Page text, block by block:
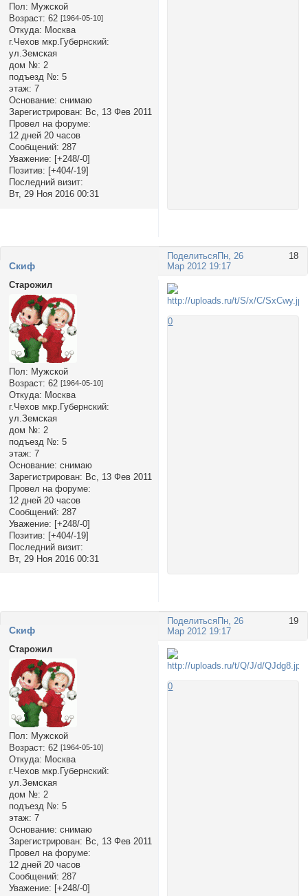
Пол: Мужской
Возраст: 62 [1964-05-10]
Откуда: Москва
г.Чехов мкр.Губернский:
ул.Земская
дом №: 2
подъезд №: 5
этаж: 7
Основание: снимаю
Зарегистрирован: Вс, 13 Фев 2011
Провел на форуме:
12 дней 20 часов
Сообщений: 287
Уважение: [+248/-0]
Позитив: [+404/-19]
Последний визит:
Вт, 29 Ноя 2016 00:31
Поделиться 18
Пн, 26
Мар 2012 19:17
Cкиф
Старожил
Пол: Мужской
Возраст: 62 [1964-05-10]
Откуда: Москва
г.Чехов мкр.Губернский:
ул.Земская
дом №: 2
подъезд №: 5
этаж: 7
Основание: снимаю
Зарегистрирован: Вс, 13 Фев 2011
Провел на форуме:
12 дней 20 часов
Сообщений: 287
Уважение: [+248/-0]
Позитив: [+404/-19]
Последний визит:
Вт, 29 Ноя 2016 00:31
0
Поделиться 19
Пн, 26
Мар 2012 19:17
Cкиф
Старожил
Пол: Мужской
Возраст: 62 [1964-05-10]
Откуда: Москва
г.Чехов мкр.Губернский:
ул.Земская
дом №: 2
подъезд №: 5
этаж: 7
Основание: снимаю
Зарегистрирован: Вс, 13 Фев 2011
Провел на форуме:
12 дней 20 часов
Сообщений: 287
Уважение: [+248/-0]
0